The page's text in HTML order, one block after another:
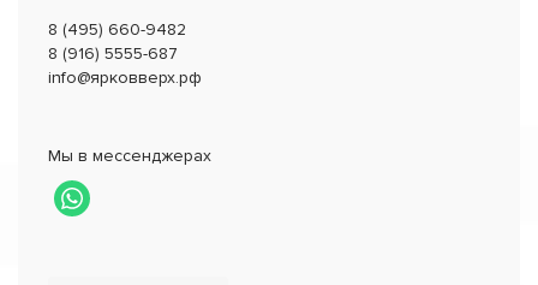
8 (495) 660-9482
8 (916) 5555-687
info@ярковверх.рф
Мы в мессенджерах